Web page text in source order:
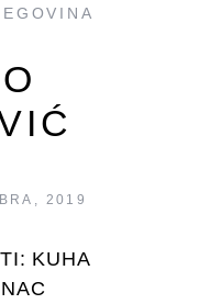
2019
KUHA